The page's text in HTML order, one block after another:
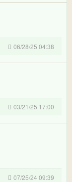
06/28/25 04:38
03/21/25 17:00
07/25/24 09:39